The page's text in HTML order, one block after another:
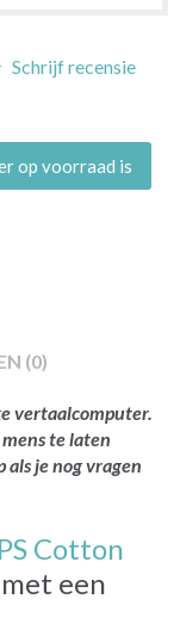
Schrijf recensie
op voorraad is
(0)
vertaalcomputer.
te laten
als je nog vragen
Cotton
een